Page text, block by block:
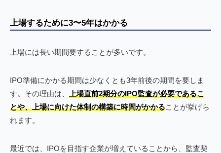
上場するために3〜5年はかかる
上場には長い期間要することが多いです。
IPO準備にかかる期間は少なくとも3年前後の期間を要しま
す。その理由は、
上場直前2期分のIPO監査が必要であるこ
とや、上場に向けた体制の構築に時間がかかることが挙げら
れます。
最近では、IPOを目指す企業が増えていることから、監査契